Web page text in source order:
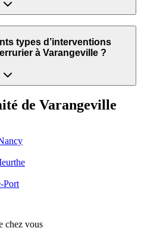
types d’interventions
à Varangeville ?
de Varangeville
Port
chez vous